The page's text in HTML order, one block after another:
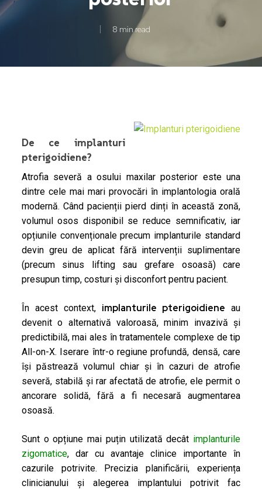
8 min read
De ce implanturi
pterigoidiene?
Atrofia severă a osului maxilar posterior este una
dintre cele mai mari provocări în implantologia orală
modernă. Când pacienții pierd dinți în această zonă,
volumul osos disponibil se reduce semnificativ, iar
opțiunile convenționale precum implanturile standard
devin greu de aplicat fără intervenții suplimentare
(precum sinus lifting sau grefare osoasă) care
presupun timp, costuri și disconfort pentru pacient.
În acest context, implanturile pterigoidiene au
devenit o alternativă valoroasă, minim invazivă și
predictibilă, mai ales în tratamentele complexe de tip
All-on-X. Iserare într-o regiune profundă, densă, care
își păstrează volumul chiar și în cazuri de atrofie
severă, stabilă și rar afectată de atrofie, ele permit o
ancorare solidă, fără a fi necesară augmentarea
osoasă.
Sunt o opțiune mai puțin utilizată decât implanturile
zigomatice, dar cu avantaje clinice importante în
cazurile potrivite. Precizia planificării, experiența
clinicianului și alegerea implantului potrivit fac